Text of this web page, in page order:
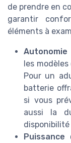
de prendre en
garantir
éléments à
les
Pour un
batterie
si vous
aussi la
disponibilité
Puissance